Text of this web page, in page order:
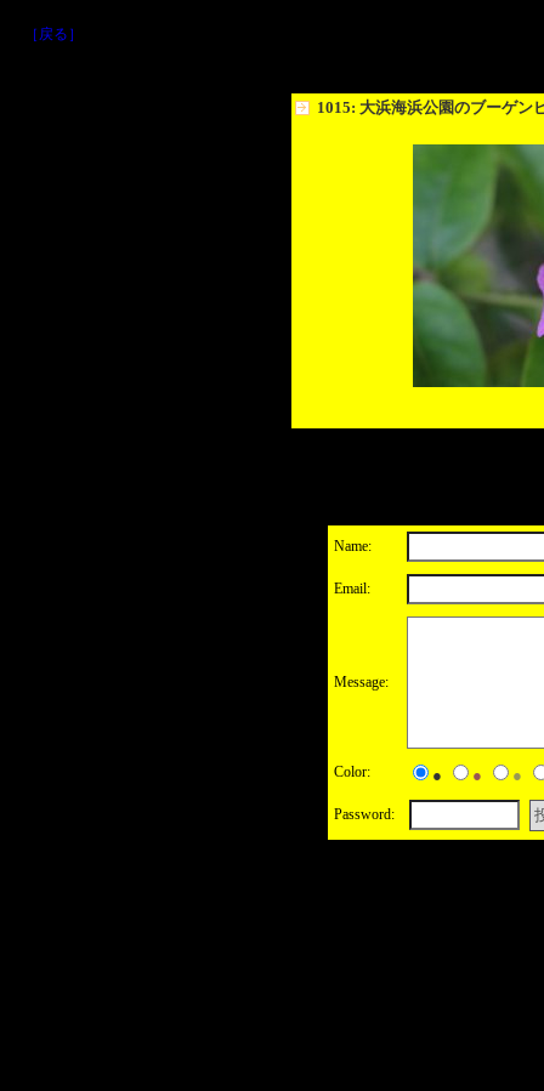
［戻る］
1015: 大浜海浜公園のブーゲン
Name:
Email:
Message:
Color: ● ● ●
Password: